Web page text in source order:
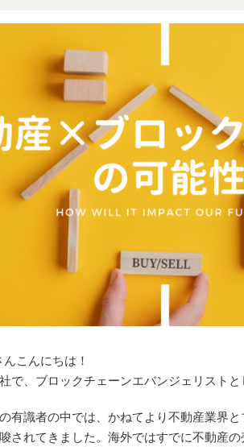
こんにちは！
で、ブロックチェーンエバンジェリスト
有識者の中では、かねてより不動産業界
されてきました。海外ではすでに不動産